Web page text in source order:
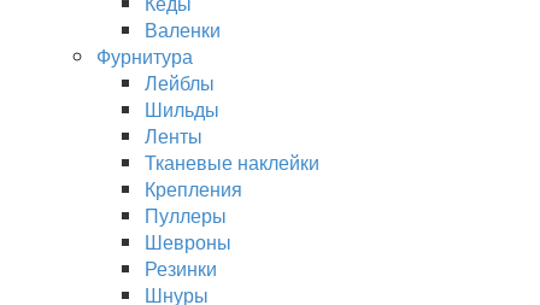
Валенки
Фурнитура
Лейблы
Шильды
Ленты
Тканевые наклейки
Крепления
Пуллеры
Шевроны
Резинки
Шнуры